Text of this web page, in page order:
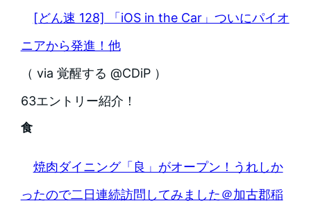
[どん速 128] 「iOS in the Car」ついにパイオ
ニアから発進！他
（ via 覚醒する @CDiP ）
63エントリー紹介！
食
焼肉ダイニング「良」がオープン！うれしか
ったので二日連続訪問してみました＠加古郡稲